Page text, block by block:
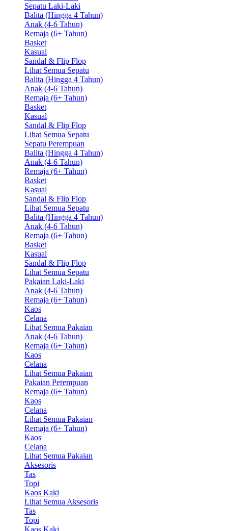
Sepatu Laki-Laki
Balita (Hingga 4 Tahun)
Anak (4-6 Tahun)
Remaja (6+ Tahun)
Basket
Kasual
Sandal & Flip Flop
Lihat Semua Sepatu
Balita (Hingga 4 Tahun)
Anak (4-6 Tahun)
Remaja (6+ Tahun)
Basket
Kasual
Sandal & Flip Flop
Lihat Semua Sepatu
Sepatu Perempuan
Balita (Hingga 4 Tahun)
Anak (4-6 Tahun)
Remaja (6+ Tahun)
Basket
Kasual
Sandal & Flip Flop
Lihat Semua Sepatu
Balita (Hingga 4 Tahun)
Anak (4-6 Tahun)
Remaja (6+ Tahun)
Basket
Kasual
Sandal & Flip Flop
Lihat Semua Sepatu
Pakaian Laki-Laki
Anak (4-6 Tahun)
Remaja (6+ Tahun)
Kaos
Celana
Lihat Semua Pakaian
Anak (4-6 Tahun)
Remaja (6+ Tahun)
Kaos
Celana
Lihat Semua Pakaian
Pakaian Perempuan
Remaja (6+ Tahun)
Kaos
Celana
Lihat Semua Pakaian
Remaja (6+ Tahun)
Kaos
Celana
Lihat Semua Pakaian
Aksesoris
Tas
Topi
Kaos Kaki
Lihat Semua Aksesoris
Tas
Topi
Kaos Kaki